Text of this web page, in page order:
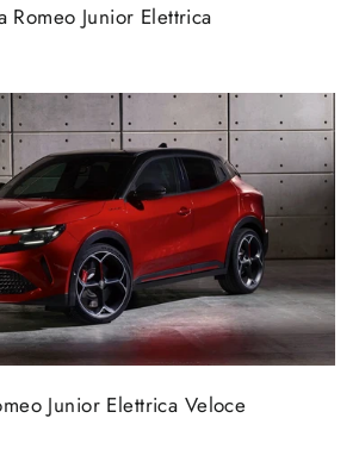
Romeo Junior Elettrica
Junior Elettrica Veloce